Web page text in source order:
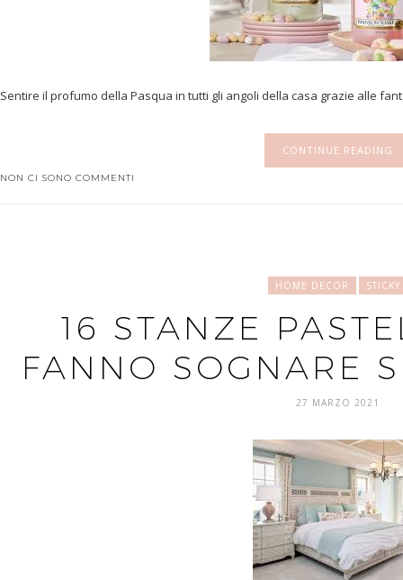
Sentire il profumo della Pasqua in tutti gli angoli della casa grazie alle
CONTINUE READING
NON CI SONO COMMENTI
HOME DECOR STICKY
16 STANZE
FANNO SOGNARE
27 MARZO 2021